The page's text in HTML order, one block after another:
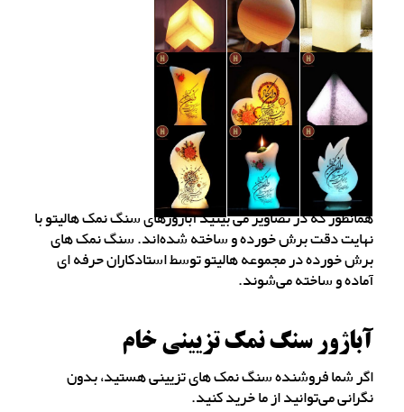
همانطور که در تصاویر می بینید آباژورهای سنگ نمک هالیتو با
نهایت دقت برش خورده و ساخته شده‌اند. سنگ نمک های
برش خورده در مجموعه هالیتو توسط استادکاران حرفه ای
آماده و ساخته می‌شوند.
آباژور سنگ نمک تزیینی خام
اگر شما فروشنده سنگ نمک های تزیینی هستید، بدون
نگرانی می‌توانید از ما خرید کنید.